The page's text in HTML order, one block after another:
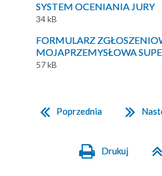
SYSTEM OCENIANIA JURY
34 kB
FORMULARZ
MOJAPRZEMYSŁOWA
57 kB
Poprzednia
Drukuj